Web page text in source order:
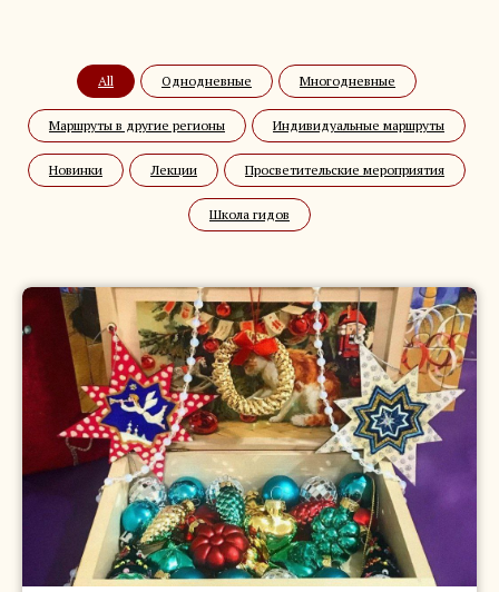
All Однодневные Многодневные
Маршруты в другие регионы Индивидуальные маршруты
Новинки Лекции Просветительские мероприятия
Школа гидов